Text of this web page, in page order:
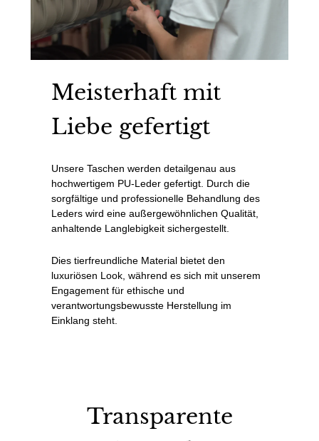
Meisterhaft mit
Liebe gefertigt
Unsere Taschen werden detailgenau aus
hochwertigem PU-Leder gefertigt. Durch die
sorgfältige und professionelle Behandlung des
Leders wird eine außergewöhnlichen Qualität,
anhaltende Langlebigkeit sichergestellt.
Dies tierfreundliche Material bietet den
luxuriösen Look, während es sich mit unserem
Engagement für ethische und
verantwortungsbewusste Herstellung im
Einklang steht.
Transparente